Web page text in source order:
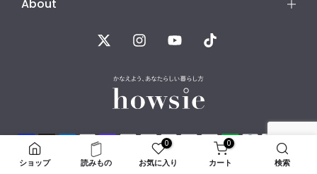
About
Copyright © 2026 Kuras-fill,Inc. all rights reserved.
ショップ 読みもの
0
お気に入り
0
カート 検索